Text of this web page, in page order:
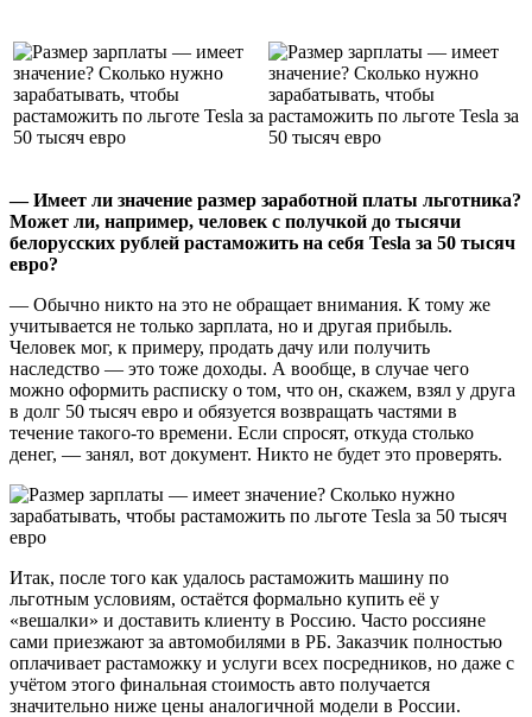
— Имеет ли значение размер заработной платы льготника?
Может ли, например, человек с получкой до тысячи
белорусских рублей растаможить на себя Tesla за 50 тысяч
евро?
— Обычно никто на это не обращает внимания. К тому же
учитывается не только зарплата, но и другая прибыль.
Человек мог, к примеру, продать дачу или получить
наследство — это тоже доходы. А вообще, в случае чего
можно оформить расписку о том, что он, скажем, взял у друга
в долг 50 тысяч евро и обязуется возвращать частями в
течение такого-то времени. Если спросят, откуда столько
денег, — занял, вот документ. Никто не будет это проверять.
Итак, после того как удалось растаможить машину по
льготным условиям, остаётся формально купить её у
«вешалки» и доставить клиенту в Россию. Часто россияне
сами приезжают за автомобилями в РБ. Заказчик полностью
оплачивает растаможку и услуги всех посредников, но даже с
учётом этого финальная стоимость авто получается
значительно ниже цены аналогичной модели в России.